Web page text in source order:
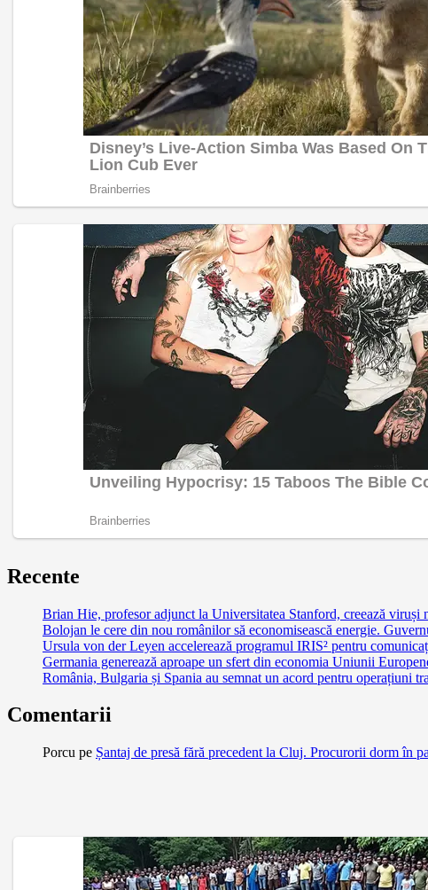
Recente
Brian Hie, profesor adjunct la Universitatea Stanford, creează
Bolojan le cere din nou românilor să economisească energie.
Ursula von der Leyen accelerează programul IRIS² pentru
Germania generează aproape un sfert din economia Uniunii
România, Bulgaria și Spania au semnat un acord pentru operațiuni
Comentarii
Porcu pe Șantaj de presă fără precedent la Cluj. Procurorii dorm în